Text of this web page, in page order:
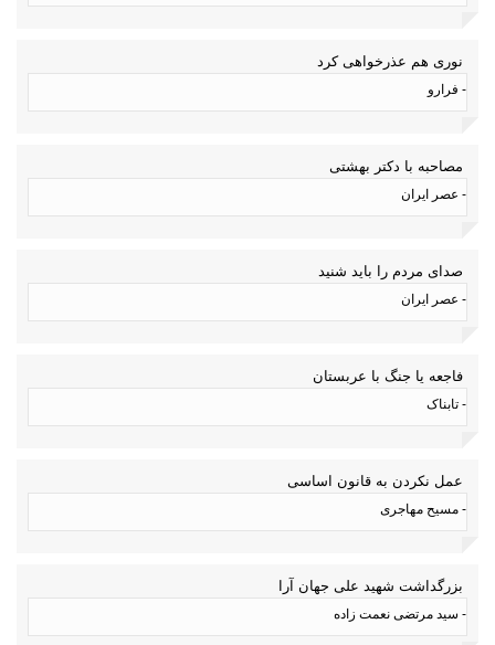
نوری هم عذرخواهی کرد
- فرارو
مصاحبه با دکتر بهشتی
- عصر ایران
صدای مردم را باید شنید
- عصر ایران
فاجعه یا جنگ با عربستان
- تابناک
عمل نکردن به قانون اساسی
- مسیح مهاجری
بزرگداشت شهید علی جهان آرا
- سید مرتضی نعمت زاده